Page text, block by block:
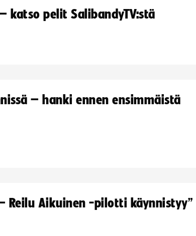
katso pelit SalibandyTV:stä
– hanki ennen ensimmäistä
Reilu Aikuinen -pilotti käynnistyy”